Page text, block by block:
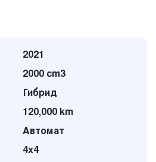
2021
2000 cm3
Гибрид
120,000 km
Автомат
4х4